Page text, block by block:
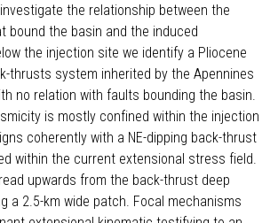
the relationship between the
bound the basin and the induced
the injection site we identify a Pliocene
thrusts system inherited by the Apennines
no relation with faults bounding the basin.
is mostly confined within the injection
coherently with a NE-dipping back-thrust
within the current extensional stress field.
upwards from the back-thrust deep
a 2.5-km wide patch. Focal mechanisms